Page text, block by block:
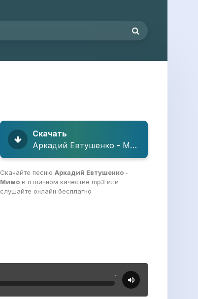
Скачать
Аркадий Евтушенко - Мимо
Скачайте песню Аркадий Евтушенко -
Мимо в отличном качестве mp3 или
слушайте онлайн бесплатно
...